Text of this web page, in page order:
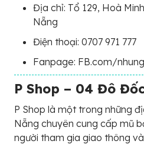
Địa chỉ: Tổ 129, Hoà
Nẵng
Điện thoại: 0707 971 777
Fanpage: FB.com/
P Shop – 04 Đô
P Shop là một trong những
Nẵng chuyên cung cấp mũ
người tham gia giao thông